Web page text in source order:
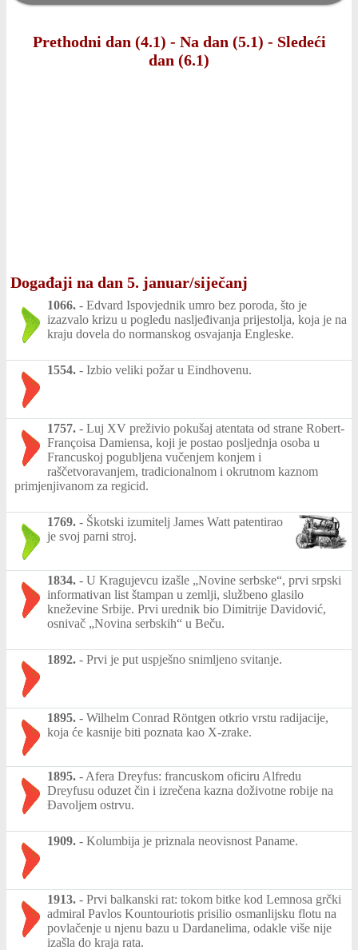
Prethodni dan (4.1) - Na dan (5.1) - Sledeći
dan (6.1)
Događaji na dan 5. januar/siječanj
1066. - Edvard Ispovjednik umro bez poroda, što je
izazvalo krizu u pogledu nasljeđivanja prijestolja, koja je na
kraju dovela do normanskog osvajanja Engleske.
1554. - Izbio veliki požar u Eindhovenu.
1757. - Luj XV preživio pokušaj atentata od strane Robert-
Françoisa Damiensa, koji je postao posljednja osoba u
Francuskoj pogubljena vučenjem konjem i
raščetvoravanjem, tradicionalnom i okrutnom kaznom
primjenjivanom za regicid.
1769. - Škotski izumitelj James Watt patentirao
je svoj parni stroj.
1834. - U Kragujevcu izašle „Novine serbske“, prvi srpski
informativan list štampan u zemlji, službeno glasilo
kneževine Srbije. Prvi urednik bio Dimitrije Davidović,
osnivač „Novina serbskih“ u Beču.
1892. - Prvi je put uspješno snimljeno svitanje.
1895. - Wilhelm Conrad Röntgen otkrio vrstu radijacije,
koja će kasnije biti poznata kao X-zrake.
1895. - Afera Dreyfus: francuskom oficiru Alfredu
Dreyfusu oduzet čin i izrečena kazna doživotne robije na
Đavoljem ostrvu.
1909. - Kolumbija je priznala neovisnost Paname.
1913. - Prvi balkanski rat: tokom bitke kod Lemnosa grčki
admiral Pavlos Kountouriotis prisilio osmanlijsku flotu na
povlačenje u njenu bazu u Dardanelima, odakle više nije
izašla do kraja rata.